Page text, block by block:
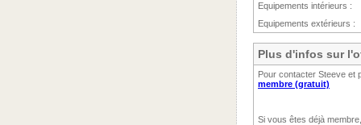
Equipements intérieurs :
Equipements extérieurs :
Plus d'infos sur
Pour contacter Steeve et
membre (gratuit)
Si vous êtes déjà